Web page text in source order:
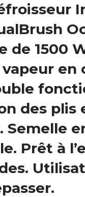
de 1500
en
des plis
Semelle
Prêt à